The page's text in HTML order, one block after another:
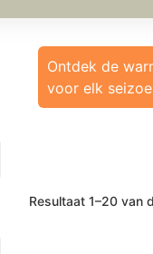
Ontdek de
voor elk
Resultaat 1–20 van